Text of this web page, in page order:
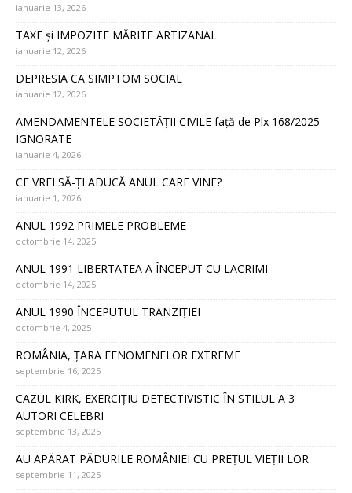
ianuarie 13, 2026
TAXE și IMPOZITE MĂRITE ARTIZANAL
ianuarie 12, 2026
DEPRESIA CA SIMPTOM SOCIAL
ianuarie 12, 2026
AMENDAMENTELE SOCIETĂȚII CIVILE față de Plx 168/2025
IGNORATE
ianuarie 4, 2026
CE VREI SĂ-ȚI ADUCĂ ANUL CARE VINE?
ianuarie 1, 2026
ANUL 1992 PRIMELE PROBLEME
octombrie 14, 2025
ANUL 1991 LIBERTATEA A ÎNCEPUT CU LACRIMI
octombrie 14, 2025
ANUL 1990 ÎNCEPUTUL TRANZIȚIEI
octombrie 4, 2025
ROMÂNIA, ȚARA FENOMENELOR EXTREME
septembrie 16, 2025
CAZUL KIRK, EXERCIȚIU DETECTIVISTIC ÎN STILUL A 3
AUTORI CELEBRI
septembrie 13, 2025
AU APĂRAT PĂDURILE ROMÂNIEI CU PREȚUL VIEȚII LOR
septembrie 11, 2025